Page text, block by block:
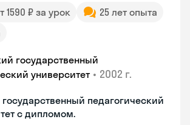
1590 ₽ за урок
25 лет опыта
государственный
университет • 2002 г.
педагогический
с дипломом.